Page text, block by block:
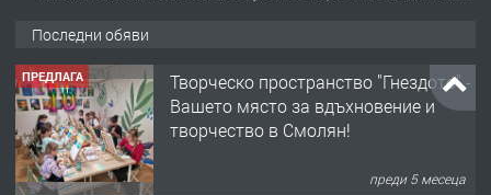
Последни обяви
ПРЕДЛАГА
Творческо пространство "Гнездото" -
Вашето място за вдъхновение и
творчество в Смолян!
преди 5 месеца